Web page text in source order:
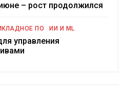
– рост продолжился
ПО ИИ И ML
управления